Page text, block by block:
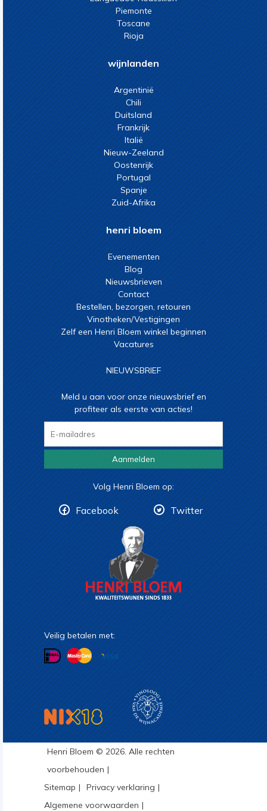
Piemonte
Toscane
Rioja
wijnlanden
Argentinië
Chili
Duitsland
Frankrijk
Italië
Nieuw-Zeeland
Oostenrijk
Portugal
Spanje
Zuid-Afrika
henri bloem
Evenementen
Blog
Nieuwsbrieven
Contact
Bestellen, bezorgen, retouren
Vinotheken/Vestigingen
Zelf een Henri Bloem winkel beginnen
Vacatures
NIEUWSBRIEF
Meld u aan voor onze nieuwsbrief en
profiteer als eerste van acties!
Aanmelden
Volg Henri Bloem op:
Facebook Twitter
Veilig betalen met:
Henri Bloem © 2026. Alle rechten
voorbehouden
Sitemap
Privacy verklaring
Algemene voorwaarden